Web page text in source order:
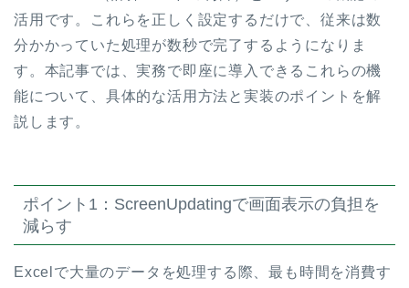
活用です。これらを正しく設定するだけで、従来は数
分かかっていた処理が数秒で完了するようになりま
す。本記事では、実務で即座に導入できるこれらの機
能について、具体的な活用方法と実装のポイントを解
説します。
ポイント1：ScreenUpdatingで画面表示の負担を
減らす
Excelで大量のデータを処理する際、最も時間を消費す